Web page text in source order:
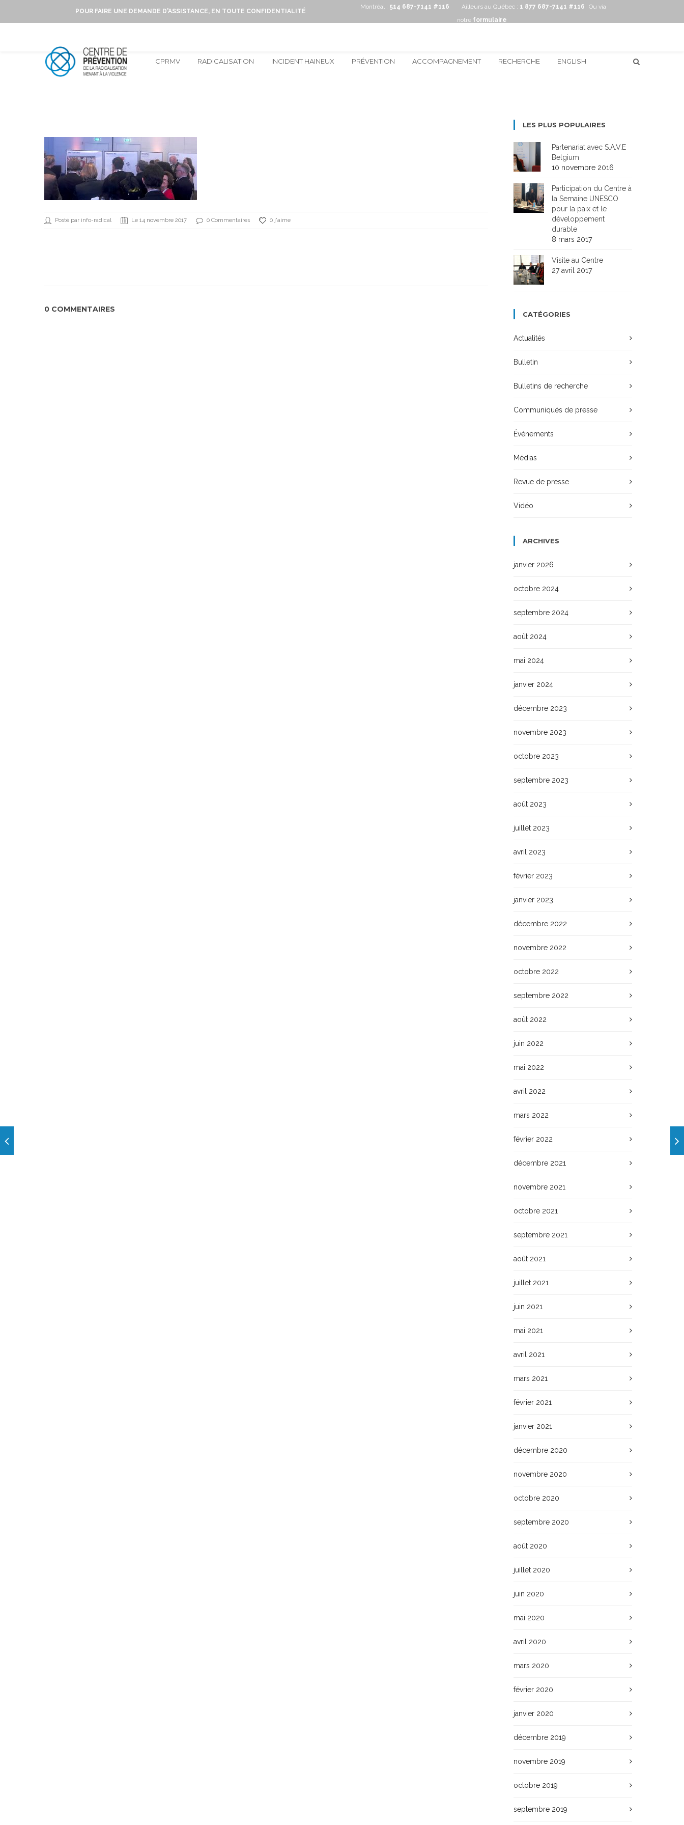
POUR FAIRE UNE DEMANDE D'ASSISTANCE, EN TOUTE CONFIDENTIALITÉ
Montréal : 514 687-7141 #116 Ailleurs au Québec : 1 877 687-7141 #116
Ou via
notre formulaire
CPRMV RADICALISATION INCIDENT HAINEUX PRÉVENTION ACCOMPAGNEMENT RECHERCHE ENGLISH
Posté par info-radical Le 14 novembre 2017 0 Commentaires 0 j'aime
0 COMMENTAIRES
LES PLUS POPULAIRES
Partenariat avec S.A.V.E
Belgium
10 novembre 2016
Participation du Centre à
la Semaine UNESCO
pour la paix et le
développement
durable
8 mars 2017
Visite au Centre
27 avril 2017
CATÉGORIES
Actualités
Bulletin
Bulletins de recherche
Communiqués de presse
Événements
Médias
Revue de presse
Vidéo
ARCHIVES
janvier 2026
octobre 2024
septembre 2024
août 2024
mai 2024
janvier 2024
décembre 2023
novembre 2023
octobre 2023
septembre 2023
août 2023
juillet 2023
avril 2023
février 2023
janvier 2023
décembre 2022
novembre 2022
octobre 2022
septembre 2022
août 2022
juin 2022
mai 2022
avril 2022
mars 2022
février 2022
décembre 2021
novembre 2021
octobre 2021
septembre 2021
août 2021
juillet 2021
juin 2021
mai 2021
avril 2021
mars 2021
février 2021
janvier 2021
décembre 2020
novembre 2020
octobre 2020
septembre 2020
août 2020
juillet 2020
juin 2020
mai 2020
avril 2020
mars 2020
février 2020
janvier 2020
décembre 2019
novembre 2019
octobre 2019
septembre 2019